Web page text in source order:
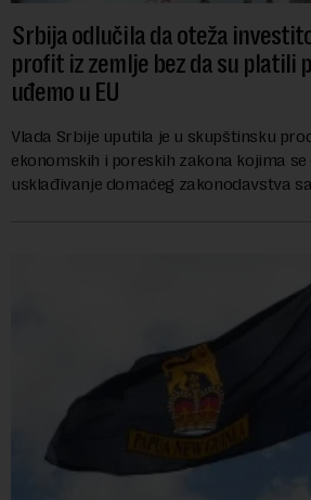
Srbija odlučila da oteža
profit iz zemlje bez da su platili
uđemo u EU
Vlada Srbije uputila je u skupštinsku
ekonomskih i poreskih zakona kojima
usklađivanje domaćeg zakonodavstva